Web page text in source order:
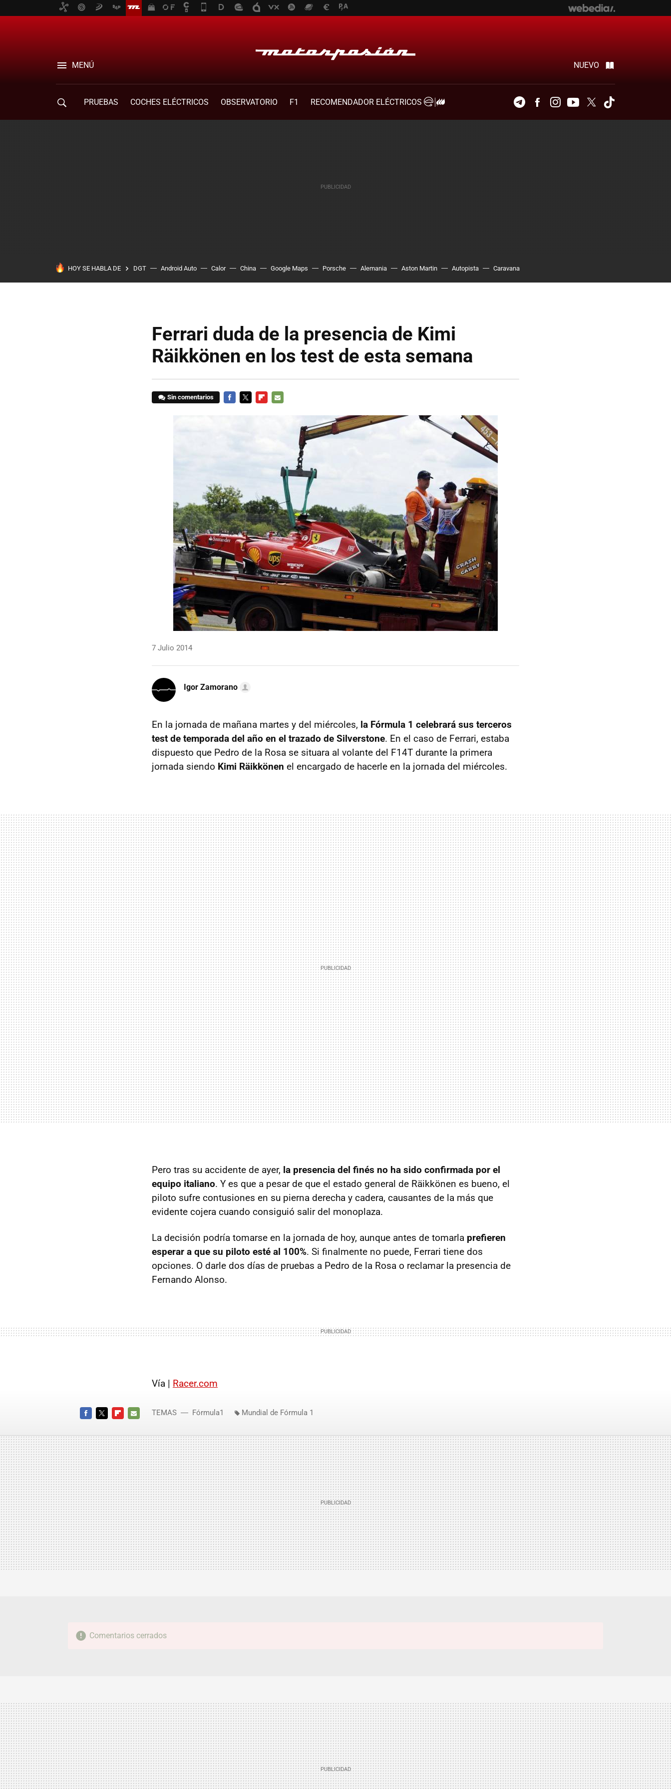
MENÚ NUEVO
PRUEBAS COCHES ELÉCTRICOS OBSERVATORIO F1
RECOMENDADOR ELÉCTRICOS
TelegramFacebookInstagramYoutubeTwitter
HOY SE HABLA DE DGT Android Auto Calor China Google Maps Porsche Alemania Aston Martin Autopista Caravana
Ferrari duda de la presencia de Kimi
Räikkönen en los test de esta semana
Sin comentarios
7 Julio 2014
Igor Zamorano
En la jornada de mañana martes y del miércoles, la Fórmula 1 celebrará sus terceros
test de temporada del año en el trazado de Silverstone. En el caso de Ferrari, estaba
dispuesto que Pedro de la Rosa se situara al volante del F14T durante la primera
jornada siendo Kimi Räikkönen el encargado de hacerle en la jornada del miércoles.
Pero tras su accidente de ayer, la presencia del finés no ha sido confirmada por el
equipo italiano. Y es que a pesar de que el estado general de Räikkönen es bueno, el
piloto sufre contusiones en su pierna derecha y cadera, causantes de la más que
evidente cojera cuando consiguió salir del monoplaza.
La decisión podría tomarse en la jornada de hoy, aunque antes de tomarla prefieren
esperar a que su piloto esté al 100%. Si finalmente no puede, Ferrari tiene dos
opciones. O darle dos días de pruebas a Pedro de la Rosa o reclamar la presencia de
Fernando Alonso.
Vía | Racer.com
MAIL
TEMAS Fórmula1 Mundial de Fórmula 1
Comentarios cerrados